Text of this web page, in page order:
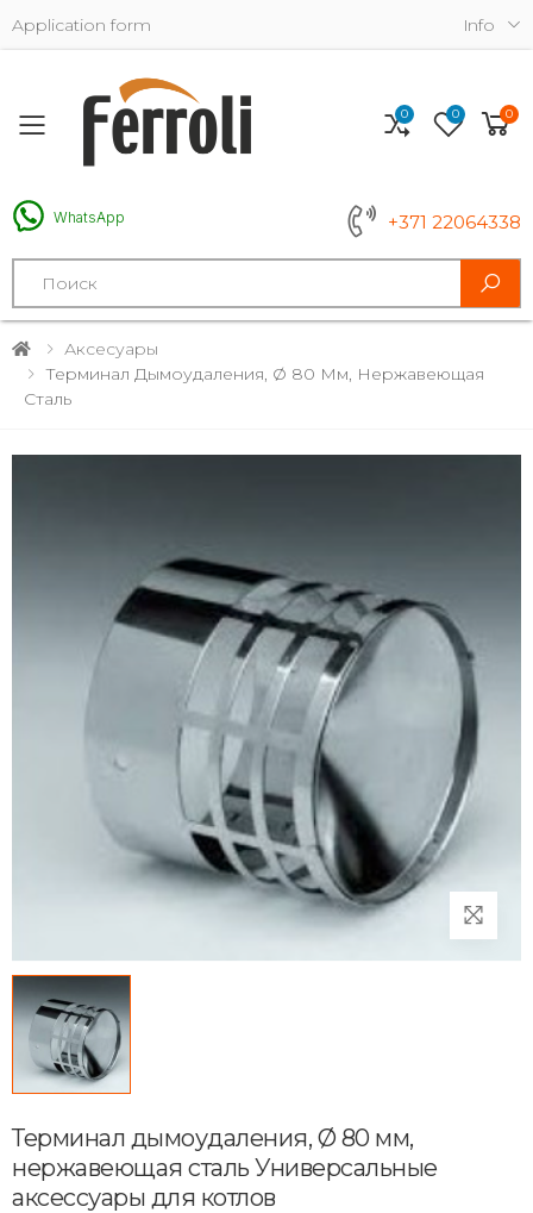
Application form Info
Toggle mobile menu
WhatsApp +371 22064338
Search
0 0 0
Аксесуары
Терминал Дымоудаления, Ø 80 Мм, Нержавеющая
Сталь
Терминал дымоудаления, Ø 80 мм,
нержавеющая сталь Универсальные
аксессуары для котлов